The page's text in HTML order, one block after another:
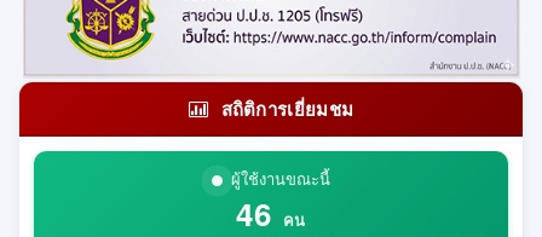
สถิติการเยี่ยมชม
ผู้ใช้งานขณะนี้
46 คน